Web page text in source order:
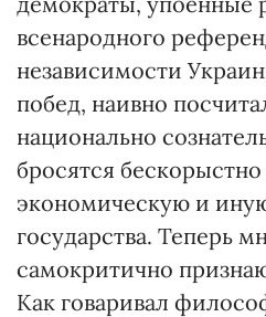
всенародного
независимости
побед, наивно
национально
бросятся
экономическую и
государства. Теперь
самокритично
Как говаривал